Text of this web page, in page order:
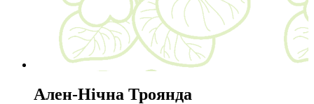
Ален-Нічна Троянда